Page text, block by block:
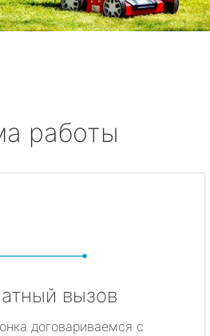
работы
вызов
договариваемся с